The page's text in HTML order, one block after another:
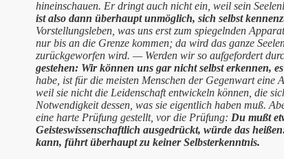
hineinschauen. Er dringt auch nicht ein, weil sein
ist also dann überhaupt unmöglich, sich selbst
Vorstellungsleben, was uns erst zum spiegelnden
nur bis an die Grenze kommen; da wird das ganze
zurückgeworfen wird. — Werden wir so aufgefordert
gestehen: Wir können uns gar nicht selbst erkennen,
habe, ist für die meisten Menschen der Gegenwart eine
weil sie nicht die Leidenschaft entwickeln können, die
Notwendigkeit dessen, was sie eigentlich haben muß.
eine harte Prüfung gestellt, vor die Prüfung: Du mußt
Geisteswissenschaftlich ausgedrückt, würde das
kann, führt überhaupt zu keiner Selbsterkenntnis.